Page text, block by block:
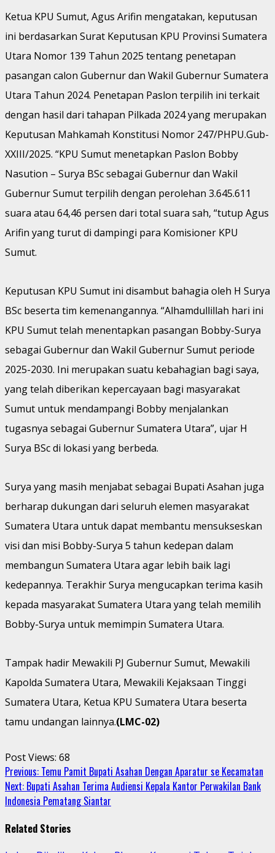
Ketua KPU Sumut, Agus Arifin mengatakan, keputusan
ini berdasarkan Surat Keputusan KPU Provinsi Sumatera
Utara Nomor 139 Tahun 2025 tentang penetapan
pasangan calon Gubernur dan Wakil Gubernur Sumatera
Utara Tahun 2024. Penetapan Paslon terpilih ini terkait
dengan hasil dari tahapan Pilkada 2024 yang merupakan
Keputusan Mahkamah Konstitusi Nomor 247/PHPU.Gub-
XXIII/2025. “KPU Sumut menetapkan Paslon Bobby
Nasution – Surya BSc sebagai Gubernur dan Wakil
Gubernur Sumut terpilih dengan perolehan 3.645.611
suara atau 64,46 persen dari total suara sah, “tutup Agus
Arifin yang turut di dampingi para Komisioner KPU
Sumut.
Keputusan KPU Sumut ini disambut bahagia oleh H Surya
BSc beserta tim kemenangannya. “Alhamdullillah hari ini
KPU Sumut telah menentapkan pasangan Bobby-Surya
sebagai Gubernur dan Wakil Gubernur Sumut periode
2025-2030. Ini merupakan suatu kebahagian bagi saya,
yang telah diberikan kepercayaan bagi masyarakat
Sumut untuk mendampangi Bobby menjalankan
tugasnya sebagai Gubernur Sumatera Utara”, ujar H
Surya BSc di lokasi yang berbeda.
Surya yang masih menjabat sebagai Bupati Asahan juga
berharap dukungan dari seluruh elemen masyarakat
Sumatera Utara untuk dapat membantu mensukseskan
visi dan misi Bobby-Surya 5 tahun kedepan dalam
membangun Sumatera Utara agar lebih baik lagi
kedepannya. Terakhir Surya mengucapkan terima kasih
kepada masyarakat Sumatera Utara yang telah memilih
Bobby-Surya untuk memimpin Sumatera Utara.
Tampak hadir Mewakili PJ Gubernur Sumut, Mewakili
Kapolda Sumatera Utara, Mewakili Kejaksaan Tinggi
Sumatera Utara, Ketua KPU Sumatera Utara beserta
tamu undangan lainnya.(LMC-02)
Post Views: 68
Continue
Reading
Previous: Temu Pamit Bupati Asahan Dengan Aparatur se Kecamatan
Next: Bupati Asahan Terima Audiensi Kepala Kantor Perwakilan Bank
Indonesia Pematang Siantar
Related Stories